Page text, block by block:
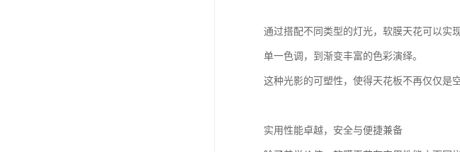
通过搭配不同类型的灯光，软膜天花可以实
单一色调，到渐变丰富的色彩演绎。
这种光影的可塑性，使得天花板不再仅仅是
实用性能卓越，安全与便捷兼备